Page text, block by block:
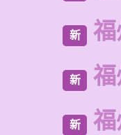
新
新
新